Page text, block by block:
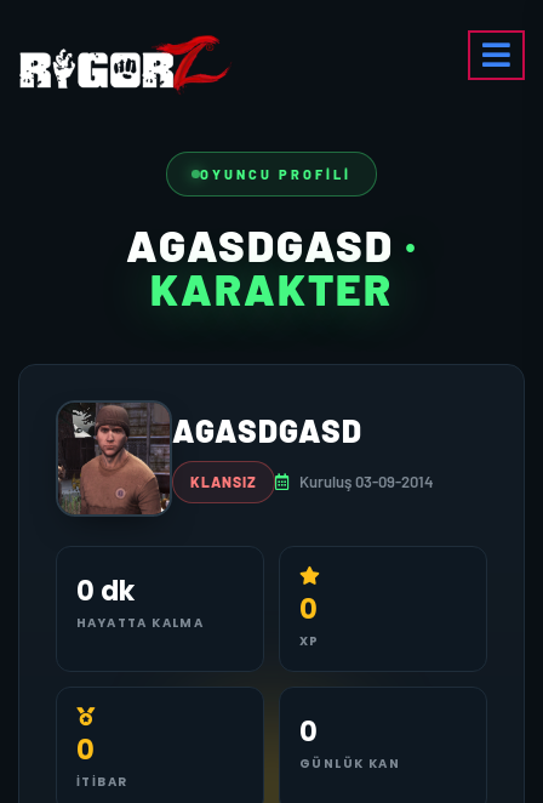
OYUNCU PROFILI
AGASDGASD ·
KARAKTER
AGASDGASD
KLANSIZ Kuruluş 03-09-2014
0 dk
HAYATTA KALMA 0
XP
0
İTIBAR
0
GÜNLÜK KAN